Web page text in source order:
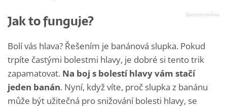
Jak to funguje?
Bolí vás hlava? Řešením je banánová slupka. Pokud
trpíte častými bolestmi hlavy, je dobré si tento trik
zapamatovat. Na boj s bolestí hlavy vám stačí
jeden banán. Nyní, když víte, proč slupka z banánu
může být užitečná pro snižování bolesti hlavy, se